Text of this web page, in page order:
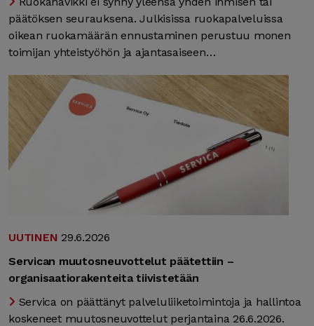
päätöksen seurauksena. Julkisissa ruokapalveluissa
oikean ruokamäärän ennustaminen perustuu monen
toimijan yhteistyöhön ja ajantasaiseen…
UUTINEN 29.6.2026
Servican muutosneuvottelut päätettiin –
organisaatiorakenteita tiivistetään
Servica on päättänyt palveluliiketoimintoja ja hallintoa
koskeneet muutosneuvottelut perjantaina 26.6.2026.